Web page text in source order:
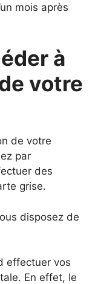
mois après
à
votre
de votre
par
des
grise.
disposez de
effectuer vos
En effet, le